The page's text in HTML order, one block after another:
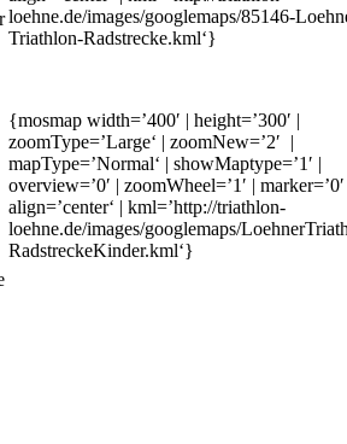
loehne.de/images/googlemaps/85146-
Triathlon-Radstrecke.kml‘}
{mosmap width=’400′ | height=’300′ |
zoomType=’Large‘ | zoomNew=’2′ |
mapType=’Normal‘ | showMaptype=’1′ |
overview=’0′ | zoomWheel=’1′ |
align=’center‘ | kml=’http://triathlon-
loehne.de/images/googlemaps/
RadstreckeKinder.kml‘}